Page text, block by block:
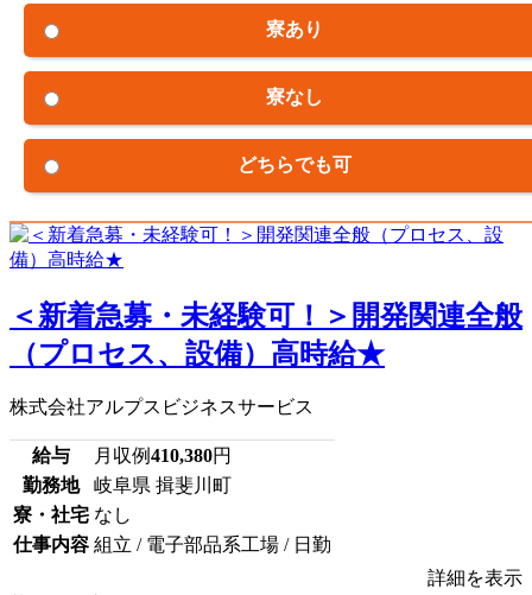
寮あり
寮なし
どちらでも可
＜新着急募・未経験可！＞開発関連全般
（プロセス、設備）高時給★
株式会社アルプスビジネスサービス
給与 月収例410,380円
勤務地
岐阜県 揖斐川町
寮・社宅 なし
仕事内容 組立 / 電子部品系工場 / 日勤
詳細を表示